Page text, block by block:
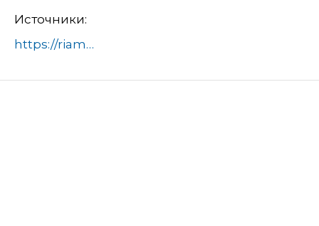
Источники:
https://riamo.ru/articles/istorii/8-mest-gde-razresheno-kupatsja-v-moskve-v-2026-godu/?from=inf_cards